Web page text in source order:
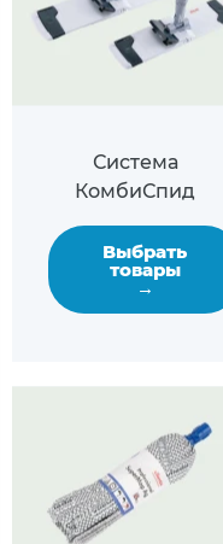
Система
КомбиСпид
Выбрать
товары
→